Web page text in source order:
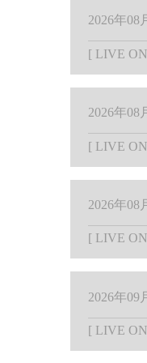
2026年08
[ LIVE
2026年08
[ LIVE
2026年08
[ LIVE
2026年09
[ LIVE